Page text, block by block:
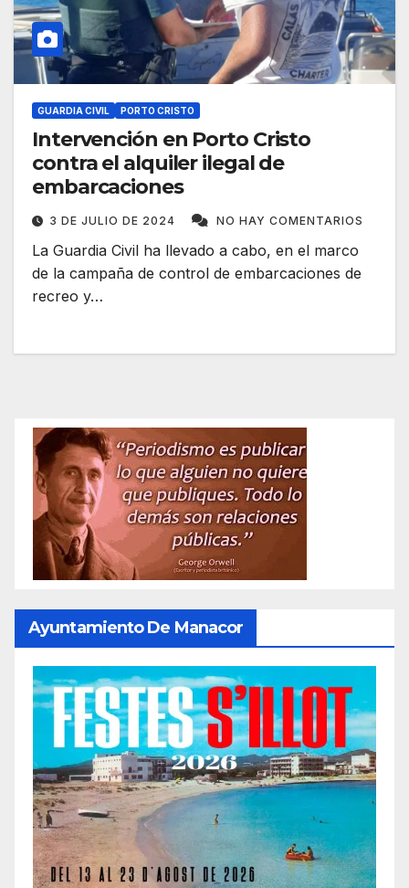
GUARDIA CIVIL PORTO CRISTO
Intervención en Porto Cristo
contra el alquiler ilegal de
embarcaciones
3 DE JULIO DE 2024 NO HAY COMENTARIOS
La Guardia Civil ha llevado a cabo, en el marco
de la campaña de control de embarcaciones de
recreo y…
Ayuntamiento De Manacor